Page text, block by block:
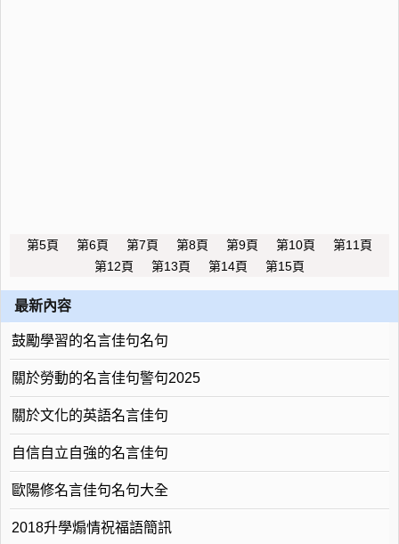
第5頁 第6頁 第7頁 第8頁 第9頁 第10頁
第11頁
第12頁
第13頁 第14頁 第15頁
最新內容
鼓勵學習的名言佳句名句
關於勞動的名言佳句警句2025
關於文化的英語名言佳句
自信自立自強的名言佳句
歐陽修名言佳句名句大全
2018升學煽情祝福語簡訊